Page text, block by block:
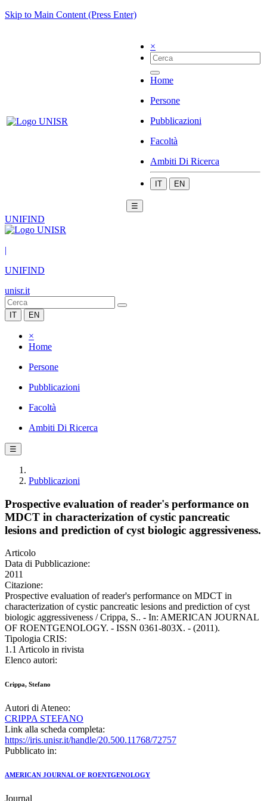
Skip to Main Content (Press Enter)
×
Home
Persone
Pubblicazioni
Facoltà
Ambiti Di Ricerca
IT EN
☰
UNIFIND
|
UNIFIND
unisr.it
IT EN
×
Home
Persone
Pubblicazioni
Facoltà
Ambiti Di Ricerca
☰
Pubblicazioni
Prospective evaluation of reader's performance on
MDCT in characterization of cystic pancreatic
lesions and prediction of cyst biologic aggressiveness.
Articolo
Data di Pubblicazione:
2011
Citazione:
Prospective evaluation of reader's performance on MDCT in
characterization of cystic pancreatic lesions and prediction of cyst
biologic aggressiveness / Crippa, S.. - In: AMERICAN JOURNAL
OF ROENTGENOLOGY. - ISSN 0361-803X. - (2011).
Tipologia CRIS:
1.1 Articolo in rivista
Elenco autori:
Crippa, Stefano
Autori di Ateneo:
CRIPPA STEFANO
Link alla scheda completa:
https://iris.unisr.it/handle/20.500.11768/72757
Pubblicato in:
AMERICAN JOURNAL OF ROENTGENOLOGY
Journal